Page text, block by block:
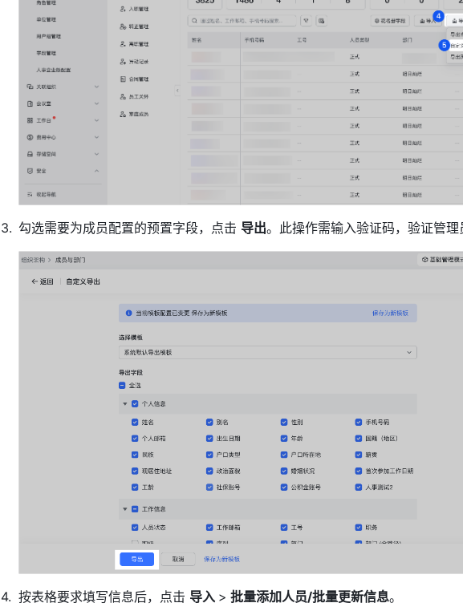
勾选需要为成员配置的预置字段，点击 导出。此操作需输入验证码，验证管理
按表格要求填写信息后，点击 导入 > 批量添加人员/批量更新信息。